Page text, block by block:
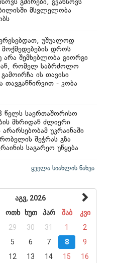
მსვლელობა
უშუალოდ
დროს
არა შემხებლობა გიორგი
რომელ საბრძოლო
გამოირჩა ის თავისი
თავგანწირვით - კობა
წელს საერთაშორისო
მხრიდან ძლიერი
არარსებობამ უკრაინაში
შეჭრას გზა
საგარეო უწყება
ყველა სიახლის ნახვა
აგვ, 2026
ოთხ ხუთ პარ შაბ
კვი
29 30 31 1
2
5 6 7 8
9
12 13 14 15
16